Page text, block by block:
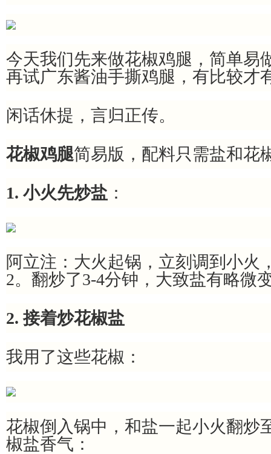
今天我们先来做花椒鸡腿，简单易
再试广东酱油手撕鸡腿，有比较才
闲话休提，言归正传。
花椒鸡腿简易版，配料只需盐和花
1. 小火先炒盐 ：
阿立注：大火起锅，立刻调到小火
2。翻炒了3-4分钟，大致盐有略微
2. 接着炒花椒盐
我用了这些花椒：
花椒倒入锅中，和盐一起小火翻炒
椒盐香气：